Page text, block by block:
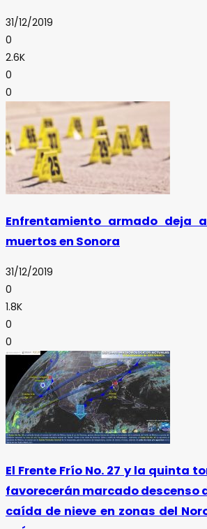
31/12/2019
0
2.6K
0
0
Enfrentamiento armado deja
muertos en Sonora
31/12/2019
0
1.8K
0
0
El Frente Frío No. 27 y la quinta
favorecerán marcado descenso
caída de nieve en zonas del